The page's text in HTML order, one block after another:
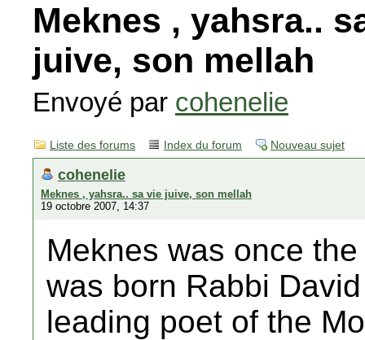
Meknes , yahsra..
juive, son mellah
Envoyé par cohenelie
Liste des forums Index du forum Nouveau sujet
cohenelie
Meknes , yahsra.. sa vie juive, son mellah
19 octobre 2007, 14:37
Meknes was once
was born Rabbi
leading poet of the